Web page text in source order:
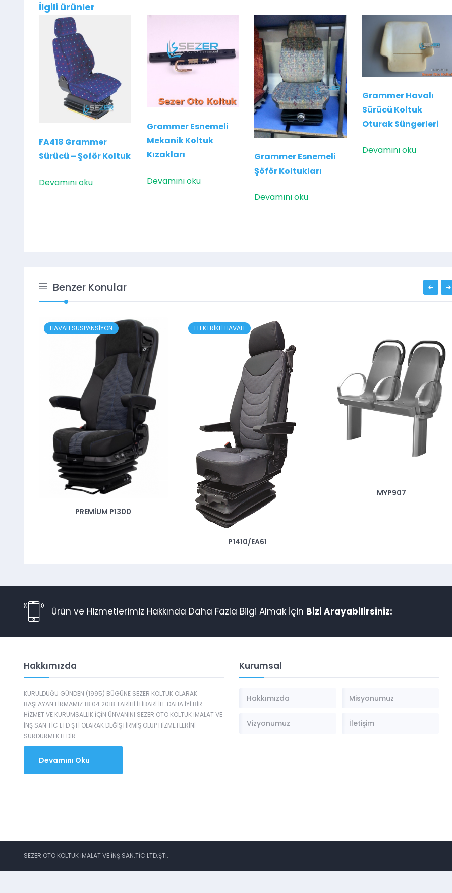
İlgili ürünler
FA418 Grammer
Sürücü – Şoför Koltuk
Devamını oku
Grammer Esnemeli
Mekanik Koltuk
Kızakları
Devamını oku
Grammer Esnemeli
Şöför Koltukları
Devamını oku
Grammer Havalı
Sürücü Koltuk
Oturak Süngerleri
Devamını oku
Benzer Konular
HAVALI SÜSPANSİYON
PREMİUM P1300
ELEKTRİKLİ HAVALI
P1410/EA61
MYP907
Ürün ve Hizmetlerimiz Hakkında Daha Fazla Bilgi Almak İçin Bizi Arayabilirsiniz:
Hakkımızda
KURULDUĞU GÜNDEN (1995) BÜGÜNE SEZER KOLTUK OLARAK
BAŞLAYAN FİRMAMIZ 18.04.2018 TARİHİ İTİBARİ İLE DAHA İYİ BİR
HİZMET VE KURUMSALLIK İÇİN ÜNVANINI SEZER OTO KOLTUK İMALAT VE
İNŞ SAN TİC LTD ŞTİ OLARAK DEĞİŞTİRMİŞ OLUP HİZMETLERİNİ
SÜRDÜRMEKTEDİR.
Devamını Oku
Kurumsal
Hakkımızda Misyonumuz
Vizyonumuz İletişim
SEZER OTO KOLTUK İMALAT VE İNŞ.SAN.TİC LTD.ŞTİ.